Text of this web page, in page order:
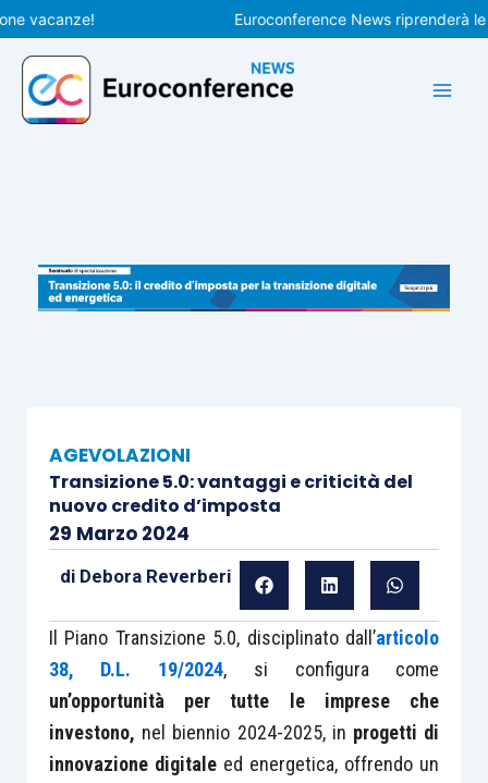
Vai
al
contenuto
Euroconference News riprenderà le
AGEVOLAZIONI
Transizione 5.0: vantaggi e criticità del
nuovo credito d’imposta
29 Marzo 2024
di Debora Reverberi
Il Piano Transizione 5.0, disciplinato dall’articolo
38, D.L. 19/2024, si configura come
un’opportunità per tutte le imprese che
investono, nel biennio 2024-2025, in progetti di
innovazione digitaleed energetica, offrendo un